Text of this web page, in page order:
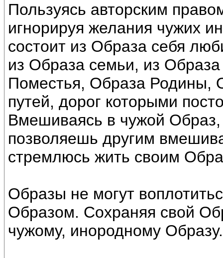
Пользуясь авторским
игнорируя желания чужих
состоит из Образа себя
из Образа семьи, из
Поместья, Образа Родины,
путей, дорог которыми
Вмешиваясь в чужой
позволяешь другим
стремлюсь жить своим
Образы не могут
Образом. Сохраняя свой
чужому, инородному Образу.